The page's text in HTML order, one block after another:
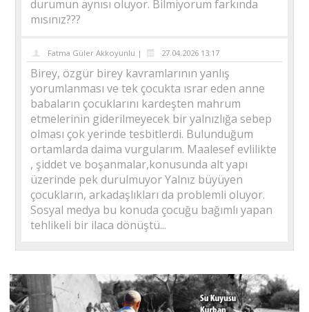
durumun aynısı oluyor. Bilmiyorum farkında
mısınız???
Fatma Güler Akkoyunlu | 27.04.2026 13:17
Birey, özgür birey kavramlarının yanlış
yorumlanması ve tek çocukta ısrar eden anne
babaların çocuklarını kardeşten mahrum
etmelerinin giderilmeyecek bir yalnızlığa sebep
olması çok yerinde tesbitlerdi. Bulunduğum
ortamlarda daima vurgularım. Maalesef evlilikte
, şiddet ve boşanmalar,konusunda alt yapı
üzerinde pek durulmuyor Yalnız büyüyen
çocukların, arkadaşlıkları da problemli oluyor.
Sosyal medya bu konuda çocuğu bağımlı yapan
tehlikeli bir ilaca dönüştü...